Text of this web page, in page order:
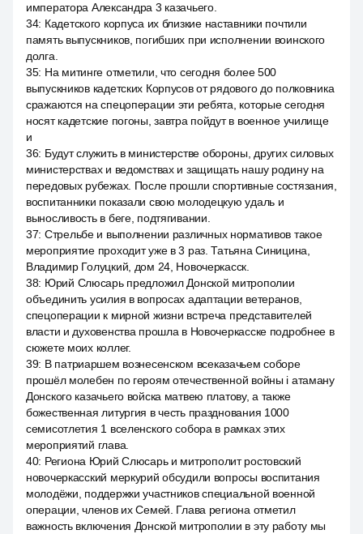
императора Александра 3 казачьего.
34: Кадетского корпуса их близкие наставники почтили
память выпускников, погибших при исполнении воинского
долга.
35: На митинге отметили, что сегодня более 500
выпускников кадетских Корпусов от рядового до полковника
сражаются на спецоперации эти ребята, которые сегодня
носят кадетские погоны, завтра пойдут в военное училище
и
36: Будут служить в министерстве обороны, других силовых
министерствах и ведомствах и защищать нашу родину на
передовых рубежах. После прошли спортивные состязания,
воспитанники показали свою молодецкую удаль и
выносливость в беге, подтягивании.
37: Стрельбе и выполнении различных нормативов такое
мероприятие проходит уже в 3 раз. Татьяна Синицина,
Владимир Голуцкий, дом 24, Новочеркасск.
38: Юрий Слюсарь предложил Донской митрополии
объединить усилия в вопросах адаптации ветеранов,
спецоперации к мирной жизни встреча представителей
власти и духовенства прошла в Новочеркасске подробнее в
сюжете моих коллег.
39: В патриаршем вознесенском всеказачьем соборе
прошёл молебен по героям отечественной войны i атаману
Донского казачьего войска матвею платову, а также
божественная литургия в честь празднования 1000
семисотлетия 1 вселенского собора в рамках этих
мероприятий глава.
40: Региона Юрий Слюсарь и митрополит ростовский
новочеркасский меркурий обсудили вопросы воспитания
молодёжи, поддержки участников специальной военной
операции, членов их Семей. Глава региона отметил
важность включения Донской митрополии в эту работу мы